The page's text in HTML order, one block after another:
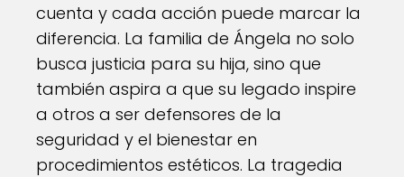
cuenta y cada acción puede marcar la
diferencia. La familia de Ángela no solo
busca justicia para su hija, sino que
también aspira a que su legado inspire
a otros a ser defensores de la
seguridad y el bienestar en
procedimientos estéticos. La tragedia